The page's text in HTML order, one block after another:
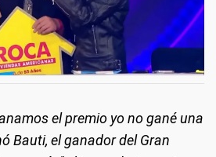
el premio yo no gané una
Bauti, el ganador del Gran